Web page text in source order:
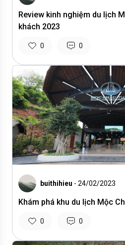
Review kinh nghiệm du lịch
khách 2023
0 0
buithihieu - 24/02/2023
Khám phá khu du lịch Mộc
0 0